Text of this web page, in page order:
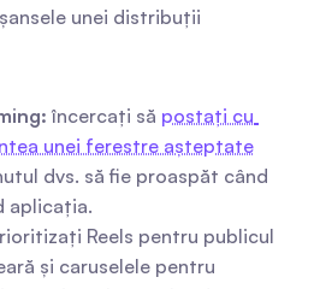
unei distribuții
încercați să postați cu
unei ferestre așteptate
dvs. să fie proaspăt când
aplicația.
Reels pentru publicul
și caruselele pentru